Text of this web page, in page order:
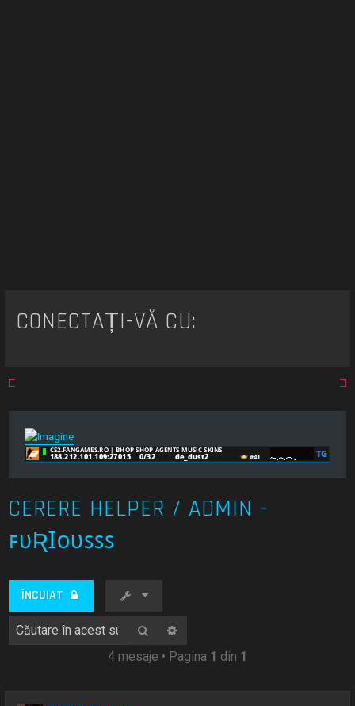
CONECTAȚI-VĂ CU:
CERERE HELPER / ADMIN -
ꜰᴜƦꞮᴏᴜꜱꜱꜱ
ÎNCUIAT
Căutare
4 mesaje • Pagina 1 din 1